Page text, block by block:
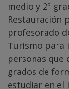
medio y 2º
Restauración
profesorado
Turismo para
personas que
grados de
estudiar en el